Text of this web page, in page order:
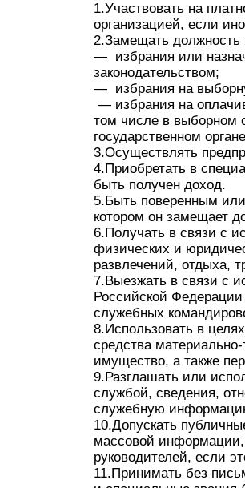
1.Участвовать на
организацией, если
2.Замещать должность
— избрания или
законодательством;
— избрания на
— избрания на
том числе в выборном
государственном
3.Осуществлять
4.Приобретать в
быть получен доход.
5.Быть поверенным
котором он замещает
6.Получать в связи с
физических и
развлечений, отдыха,
7.Выезжать в связи с
Российской
служебных
8.Использовать в
средства материально-
имущество, а также
9.Разглашать или
службой, сведения,
служебную
10.Допускать
массовой информации,
руководителей, если
11.Принимать без